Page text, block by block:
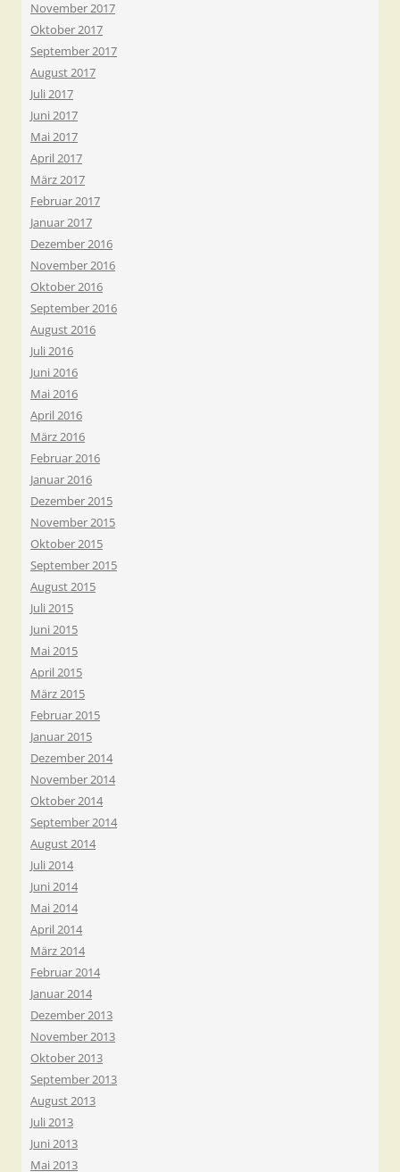
November 2017
Oktober 2017
September 2017
August 2017
Juli 2017
Juni 2017
Mai 2017
April 2017
März 2017
Februar 2017
Januar 2017
Dezember 2016
November 2016
Oktober 2016
September 2016
August 2016
Juli 2016
Juni 2016
Mai 2016
April 2016
März 2016
Februar 2016
Januar 2016
Dezember 2015
November 2015
Oktober 2015
September 2015
August 2015
Juli 2015
Juni 2015
Mai 2015
April 2015
März 2015
Februar 2015
Januar 2015
Dezember 2014
November 2014
Oktober 2014
September 2014
August 2014
Juli 2014
Juni 2014
Mai 2014
April 2014
März 2014
Februar 2014
Januar 2014
Dezember 2013
November 2013
Oktober 2013
September 2013
August 2013
Juli 2013
Juni 2013
Mai 2013